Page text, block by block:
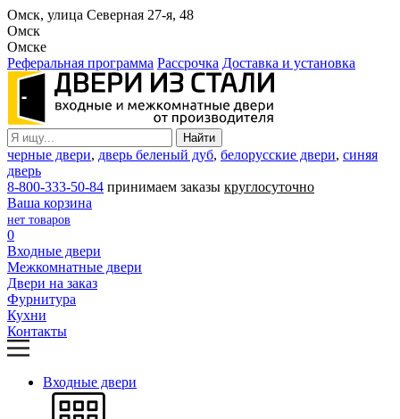
Омск, улица Северная 27-я, 48
Омск
Омске
Реферальная программа Рассрочка Доставка и установка
черные двери, дверь беленый дуб, белорусские двери, синяя
дверь
8-800-333-50-84 принимаем заказы круглосуточно
Ваша корзина
нет товаров
0
Входные двери
Межкомнатные двери
Двери на заказ
Фурнитура
Кухни
Контакты
Входные двери